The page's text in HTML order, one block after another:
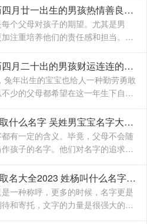
眼中的关注，因此选择这类型的名
普遍做法
2023年农历四月廿一出生的男孩热情善良的名字 2023年男宝宝姓名大全
个父母对孩子的期望。尤其是男
注重培养他们的责任感和担当。
孩起什么名字好？可起名星淼、晔
、鸿君等。以下是起名网小编整理
月廿一出生的男孩热情善良的名字
2023年农历四月二十出的男孩财运连连的名字 2023年男宝宝最佳取名
兔年出生的宝宝也给人一种勤劳勇敢
少的父母都希望在这一年生下自己
父母送给宝宝的第一份礼物。2023
么名字好？可取名俊吉、宸禹、源
等
姓吴的宝宝取什么名字 吴姓男宝宝名字大全2023吉祥如意
有一定的含义。毕竟，父母不会随
孩子的名字。他们对名字的追求也
毕竟，家长们希望世界上最好的孩
们也会非常注意和关心名字的选择姓杨男宝宝取名大全2023 姓杨叫什么名字比较好
一种称呼，更多的时候，名字更是
和寄托，文字的力量是很强大的，
以通过文字，将自己的心中所想和